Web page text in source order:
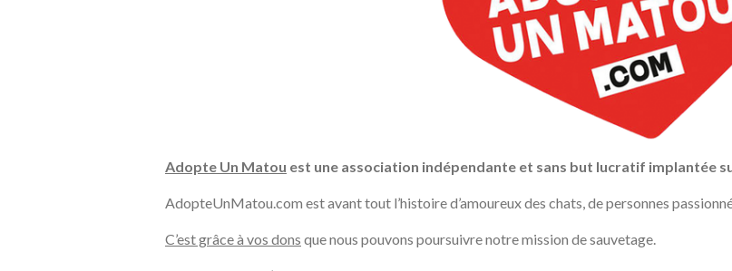
Adopte Un Matou est une association indépendante et sans but lucratif implantée
AdopteUnMatou.com est avant tout l’histoire d’amoureux des chats, de personnes
C’est grâce à vos dons que nous pouvons poursuivre notre mission de sauvetage.